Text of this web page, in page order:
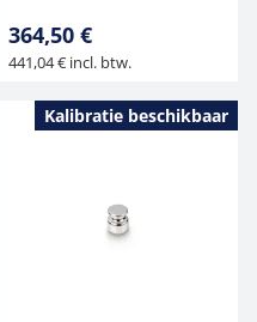
364,50 €
441,04 € incl. btw.
Kalibratie beschikbaar